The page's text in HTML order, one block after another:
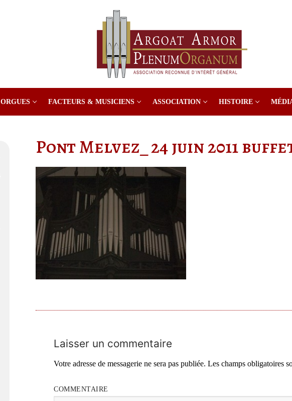
ORGUES FACTEURS & MUSICIENS ASSOCIATION HISTOIRE
Pont Melvez_ 24 juin 2011
Laisser un commentaire
Votre adresse de messagerie ne sera pas publiée. Les champs obligatoires
COMMENTAIRE